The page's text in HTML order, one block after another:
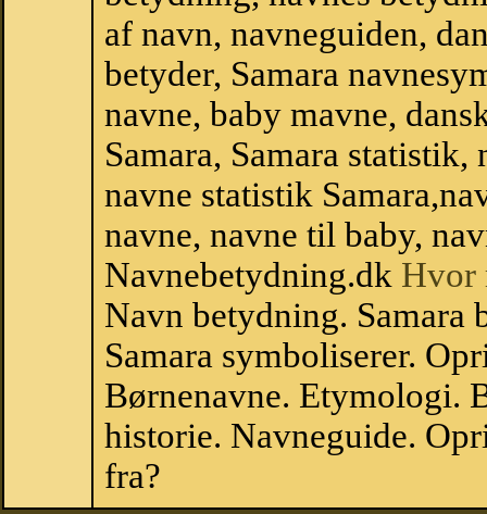
af navn, navneguiden,
betyder, Samara
navne, baby mavne,
Samara, Samara
navne statistik
navne, navne til baby,
Navnebetydning.dk Hvor
Navn betydning. Samara
Samara symboliserer.
Børnenavne. Etymologi.
historie. Navneguide.
fra?